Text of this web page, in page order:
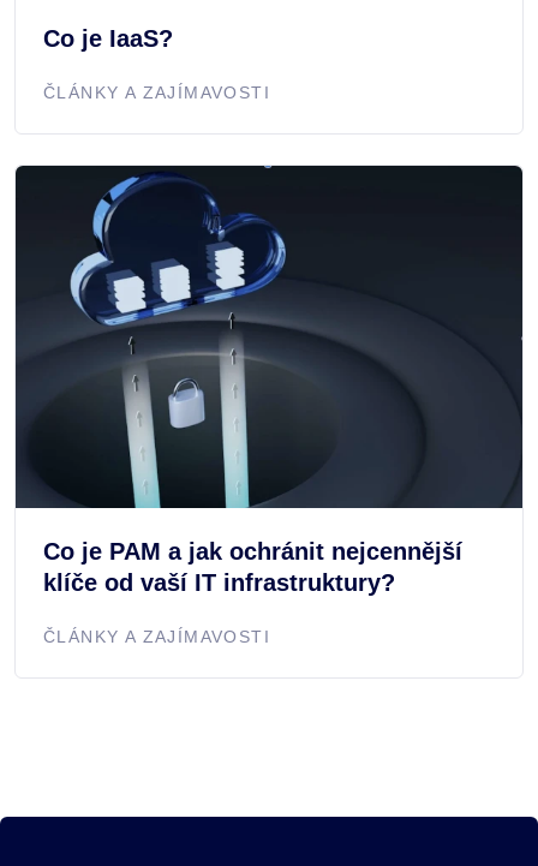
Co je IaaS?
ČLÁNKY A ZAJÍMAVOSTI
Co je PAM a jak ochránit nejcennější
klíče od vaší IT infrastruktury?
ČLÁNKY A ZAJÍMAVOSTI